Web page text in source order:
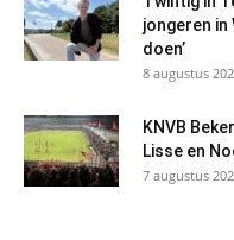
jongeren in
doen’
8 augustus
KNVB
Lisse en
7 augustus